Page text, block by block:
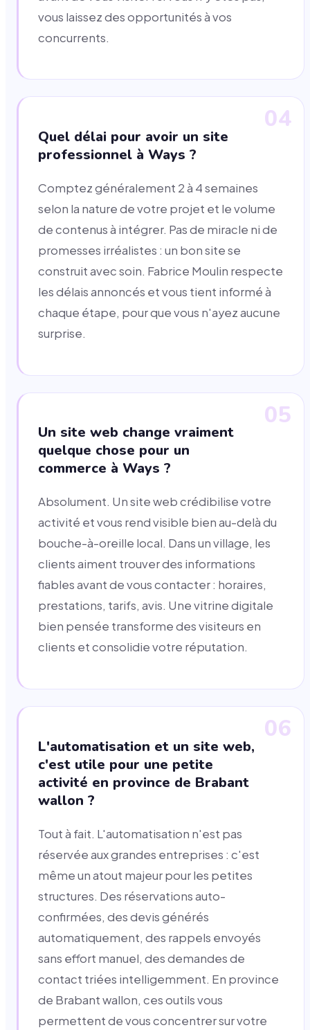
vous laissez des opportunités à vos
concurrents.
04
Quel délai pour avoir un site
professionnel à Ways ?
Comptez généralement 2 à 4 semaines
selon la nature de votre projet et le volume
de contenus à intégrer. Pas de miracle ni de
promesses irréalistes : un bon site se
construit avec soin. Fabrice Moulin respecte
les délais annoncés et vous tient informé à
chaque étape, pour que vous n'ayez aucune
surprise.
05
Un site web change vraiment
quelque chose pour un
commerce à Ways ?
Absolument. Un site web crédibilise votre
activité et vous rend visible bien au-delà du
bouche-à-oreille local. Dans un village, les
clients aiment trouver des informations
fiables avant de vous contacter : horaires,
prestations, tarifs, avis. Une vitrine digitale
bien pensée transforme des visiteurs en
clients et consolidie votre réputation.
06
L'automatisation et un site web,
c'est utile pour une petite
activité en province de Brabant
wallon ?
Tout à fait. L'automatisation n'est pas
réservée aux grandes entreprises : c'est
même un atout majeur pour les petites
structures. Des réservations auto-
confirmées, des devis générés
automatiquement, des rappels envoyés
sans effort manuel, des demandes de
contact triées intelligemment. En province
de Brabant wallon, ces outils vous
permettent de vous concentrer sur votre